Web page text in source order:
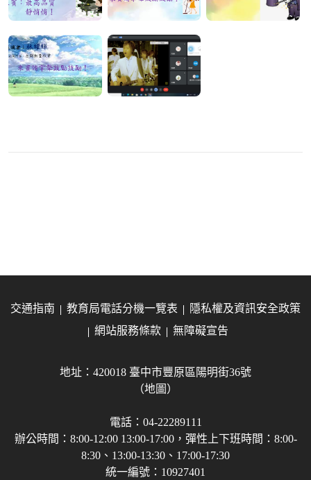
交通指南 教育局電話分機一覽表
隱私權及資訊安全政策
網站服務條款
無障礙宣告
地址：420018 臺中市豐原區陽明街36號
（地圖）
電話：04-22289111
辦公時間：8:00-12:00 13:00-17:00，彈性上下班時間：8:00-
8:30、13:00-13:30、17:00-17:30
統一編號：10927401